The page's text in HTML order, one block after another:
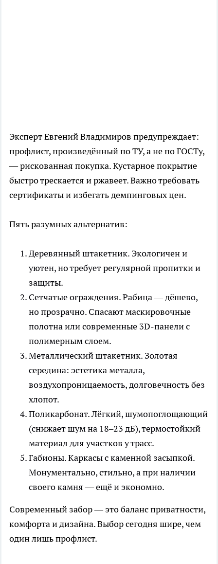
Эксперт Евгений Владимиров предупреждает:
профлист, произведённый по ТУ, а не по ГОСТу,
— рискованная покупка. Кустарное покрытие
быстро трескается и ржавеет. Важно требовать
сертификаты и избегать демпинговых цен.
Пять разумных альтернатив:
Деревянный штакетник. Экологичен и
уютен, но требует регулярной пропитки и
защиты.
Сетчатые ограждения. Рабица — дёшево,
но прозрачно. Спасают маскировочные
полотна или современные 3D-панели с
полимерным слоем.
Металлический штакетник. Золотая
середина: эстетика металла,
воздухопроницаемость, долговечность без
хлопот.
Поликарбонат. Лёгкий, шумопоглощающий
(снижает шум на 18–23 дБ), термостойкий
материал для участков у трасс.
Габионы. Каркасы с каменной засыпкой.
Монументально, стильно, а при наличии
своего камня — ещё и экономно.
Современный забор — это баланс приватности,
комфорта и дизайна. Выбор сегодня шире, чем
один лишь профлист.